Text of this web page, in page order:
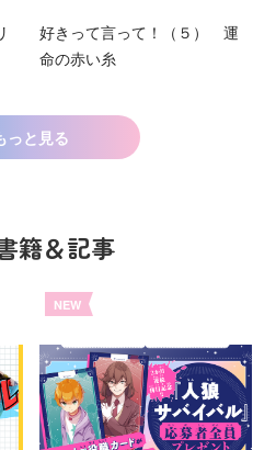
好きって言って！（５） 運
命の赤い糸
っと見る
籍＆記事
NEW